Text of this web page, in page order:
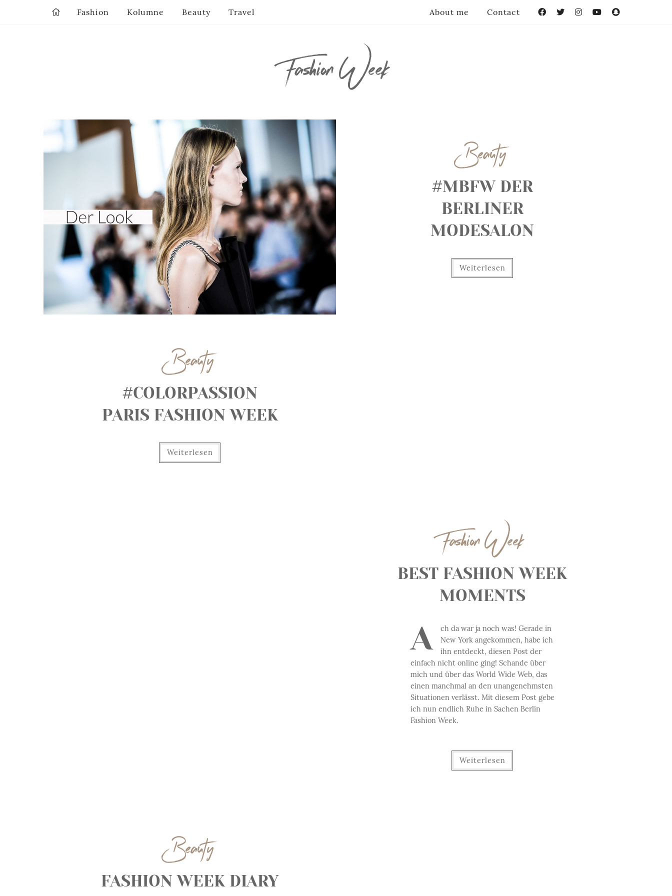
Fashion Week
Beauty
#MBFW DER
BERLINER
MODESALON
Weiterlesen
Beauty
#COLORPASSION
PARIS FASHION WEEK
Weiterlesen
Fashion Week
BEST FASHION WEEK
MOMENTS
A
ch da war ja noch was! Gerade in
New York angekommen, habe ich
ihn entdeckt, diesen Post der
einfach nicht online ging! Schande über
mich und über das World Wide Web, das
einen manchmal an den unangenehmsten
Situationen verlässt. Mit diesem Post gebe
ich nun endlich Ruhe in Sachen Berlin
Fashion Week.
Weiterlesen
Beauty
FASHION WEEK DIARY
Fashion Kolumne Beauty Travel About me Contact FacebookTwitterInstagramYouTube